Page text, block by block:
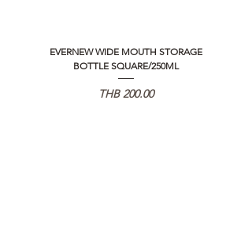
EVERNEW WIDE MOUTH STORAGE
BOTTLE SQUARE/250ML
Price
THB 200.00